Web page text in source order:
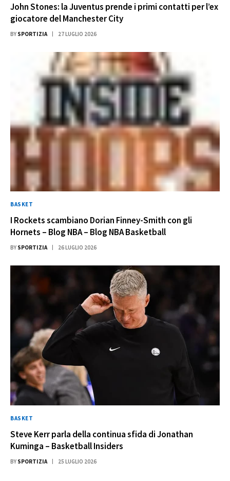
John Stones: la Juventus prende i primi contatti per l’ex
giocatore del Manchester City
BY SPORTIZIA 27 LUGLIO 2026
BASKET
I Rockets scambiano Dorian Finney-Smith con gli
Hornets – Blog NBA – Blog NBA Basketball
BY SPORTIZIA 26 LUGLIO 2026
BASKET
Steve Kerr parla della continua sfida di Jonathan
Kuminga – Basketball Insiders
BY SPORTIZIA 25 LUGLIO 2026